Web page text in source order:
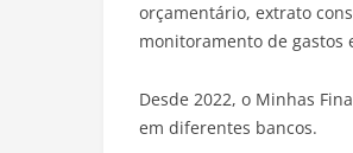
orçamentário, extrato
monitoramento de gastos
Desde 2022, o Minhas
em diferentes bancos.